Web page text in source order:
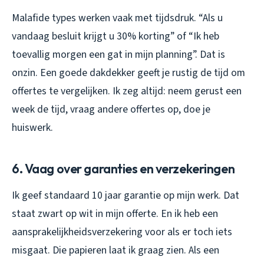
Malafide types werken vaak met tijdsdruk. “Als u
vandaag besluit krijgt u 30% korting” of “Ik heb
toevallig morgen een gat in mijn planning”. Dat is
onzin. Een goede dakdekker geeft je rustig de tijd om
offertes te vergelijken. Ik zeg altijd: neem gerust een
week de tijd, vraag andere offertes op, doe je
huiswerk.
6. Vaag over garanties en verzekeringen
Ik geef standaard 10 jaar garantie op mijn werk. Dat
staat zwart op wit in mijn offerte. En ik heb een
aansprakelijkheidsverzekering voor als er toch iets
misgaat. Die papieren laat ik graag zien. Als een